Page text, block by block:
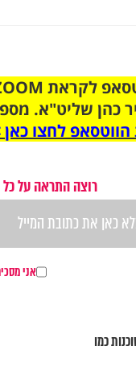
כהן שליט"א.
לחצו כאן
רוצה התראה על
אני
כמו